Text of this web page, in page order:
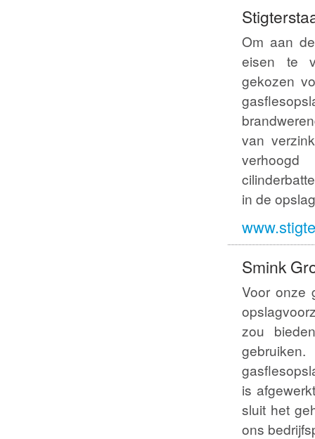
Om aan
eisen te
gekozen
van
in de
Smink
Voor onze
zou
is
sluit het
ons